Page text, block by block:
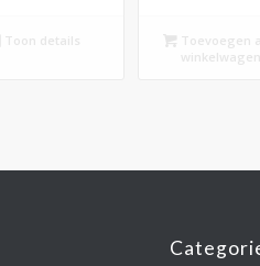
Toon details
Toevoegen
winkelwagen